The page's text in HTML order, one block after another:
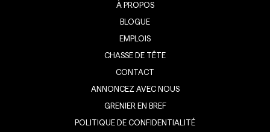
À PROPOS
BLOGUE
EMPLOIS
CHASSE DE TÊTE
CONTACT
ANNONCEZ AVEC NOUS
GRENIER EN BREF
POLITIQUE DE CONFIDENTIALITÉ